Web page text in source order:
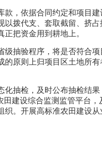
，依据合同约定和项目建
拨代支、套取截留、挤
把资金用到耕地上。
抽验程序，将是否符合
原则上归项目区土地所
抽检，及时公布抽检结
建设综合监测监管平台
。开展高标准农田建设